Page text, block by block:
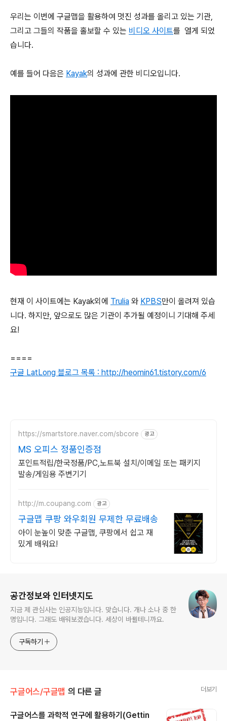
우리는 이번에 구글맵을 활용하여 멋진 성과를 올리고 있는 기관,
그리고 그들의 작품을 홀보할 수 있는 비디오 사이트를 열게 되었
습니다.
예를 들어 다음은 Kayak의 성과에 관한 비디오입니다.
현재 이 사이트에는 Kayak외에 Trulia 와 KPBS만이 올려져 있습
니다. 하지만, 앞으로도 많은 기관이 추가될 예정이니 기대해 주세
요!
====
구글 LatLong 블로그 목록 : http://heomin61.tistory.com/6
https://smartstore.naver.com/sbcore 광고
MS 오피스 정품인증점
포인트적립/한국정품/PC,노트북 설치/이메일 또는 패키지
발송/게임용 주변기기
http://m.coupang.com 광고
구글맵 쿠팡 와우회원 무제한 무료배송
아이 눈높이 맞춘 구글맵, 쿠팡에서 쉽고 재
밌게 배워요!
공간정보와 인터넷지도
지금 제 관심사는 인공지능입니다. 맞습니다. 개나 소나 중 한
명입니다. 그래도 배워보겠습니다. 세상이 바뀔테니까요.
구독하기
구글어스/구글맵 의 다른 글 더보기
구글어스를 과학적 연구에 활용하기(Gettin